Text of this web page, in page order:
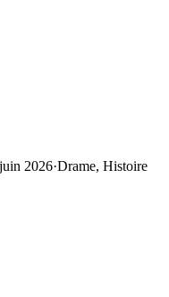
2026·Drame, Histoire